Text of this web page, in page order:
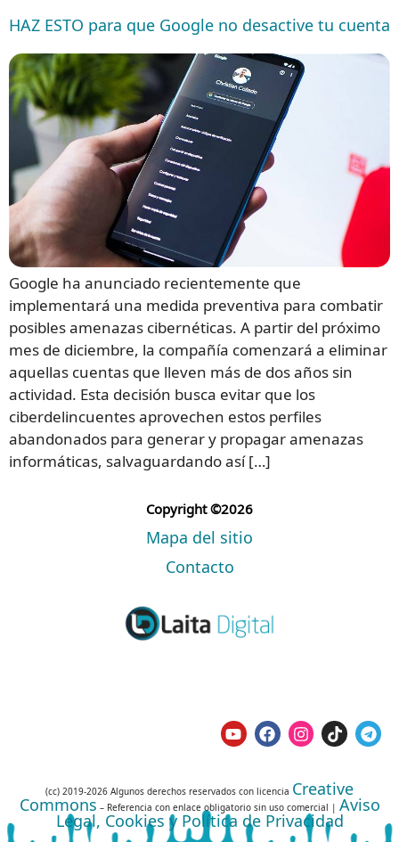
HAZ ESTO para que Google no desactive tu cuenta
Google ha anunciado recientemente que
implementará una medida preventiva para combatir
posibles amenazas cibernéticas. A partir del próximo
mes de diciembre, la compañía comenzará a eliminar
aquellas cuentas que lleven más de dos años sin
actividad. Esta decisión busca evitar que los
ciberdelincuentes aprovechen estos perfiles
abandonados para generar y propagar amenazas
informáticas, salvaguardando así […]
Copyright ©2026
Mapa del sitio
Contacto
(cc) 2019-2026 Algunos derechos reservados con licencia Creative
Commons – Referencia con enlace obligatorio sin uso comercial | Aviso
Legal, Cookies y Política de Privacidad